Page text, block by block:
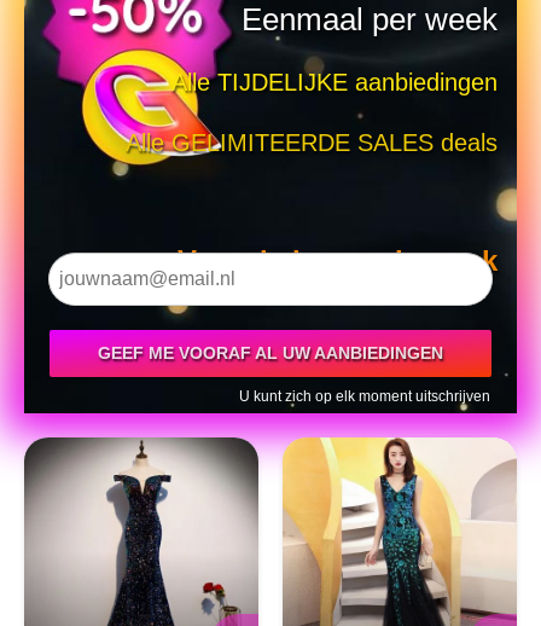
Eenmaal per week
Alle TIJDELIJKE aanbiedingen
Alle GELIMITEERDE SALES deals
Voor de komende week
GEEF ME VOORAF AL UW AANBIEDINGEN
U kunt zich op elk moment uitschrijven